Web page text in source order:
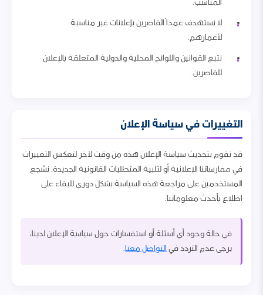
المناسب.
لا نستهدف عمداً القاصرين بإعلانات غير مناسبة
لأعمارهم.
نتبع القوانين واللوائح المحلية والدولية المتعلقة بالإعلان
للقاصرين.
التغييرات في سياسة الإعلان
قد نقوم بتحديث سياسة الإعلان هذه من وقت لآخر لتعكس التغييرات
في ممارساتنا الإعلانية أو لتلبية المتطلبات القانونية الجديدة. نشجع
المستخدمين على مراجعة هذه السياسة بشكل دوري للبقاء على
اطلاع بأحدث معلوماتنا.
في حالة وجود أي أسئلة أو استفسارات حول سياسة الإعلان لدينا،
يرجى عدم التردد في التواصل معنا.